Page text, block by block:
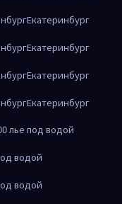
Екатеринбург
Екатеринбург
Екатеринбург
Екатеринбург
лье под водой
водой
водой